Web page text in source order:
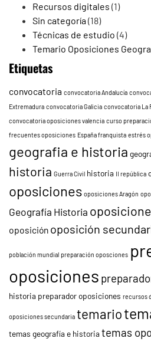
Recursos digitales (1)
Sin categoría(18)
Técnicas de estudio (4)
Temario Oposiciones
Etiquetas
convocatoria convocatoria Andalucía
Extremadura convocatoria Galicia convocatoria La
convocatoria oposiciones valencia curso
frecuentes oposiciones España franquista estrés
geografia e historia
historia Guerra Civil historia II república
oposiciones oposiciones Aragón
Geografía Historia
oposición oposición
población mundial preparación oposciones
oposiciones
historia preparador oposiciones recursos
oposiciones secundaria temario
temas geografía e historia temas